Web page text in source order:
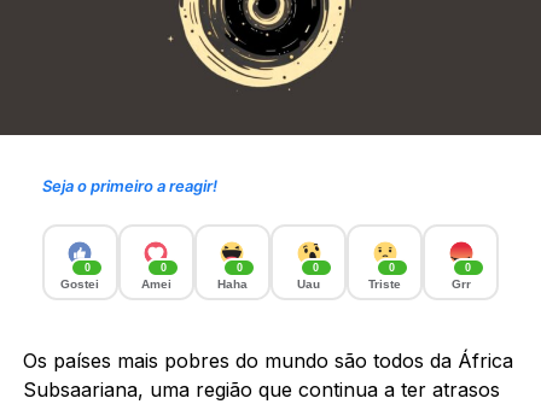
Seja o primeiro a reagir!
0
Gostei
0
Amei
0
Haha
0
Uau
0
Triste
0
Grr
Os países mais pobres do mundo são todos da África
Subsaariana, uma região que continua a ter atrasos